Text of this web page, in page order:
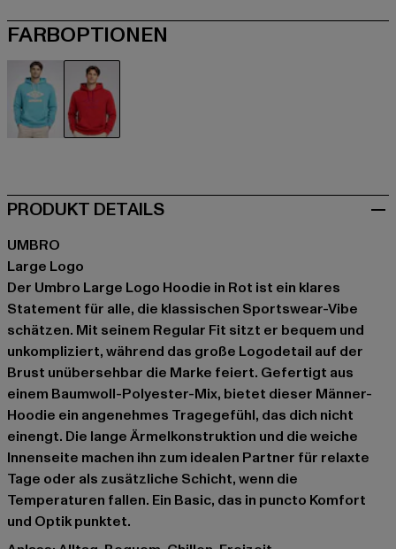
FARBOPTIONEN
PRODUKT DETAILS
UMBRO
Large Logo
Der Umbro Large Logo Hoodie in Rot ist ein klares
Statement für alle, die klassischen Sportswear-Vibe
schätzen. Mit seinem Regular Fit sitzt er bequem und
unkompliziert, während das große Logodetail auf der
Brust unübersehbar die Marke feiert. Gefertigt aus
einem Baumwoll-Polyester-Mix, bietet dieser Männer-
Hoodie ein angenehmes Tragegefühl, das dich nicht
einengt. Die lange Ärmelkonstruktion und die weiche
Innenseite machen ihn zum idealen Partner für relaxte
Tage oder als zusätzliche Schicht, wenn die
Temperaturen fallen. Ein Basic, das in puncto Komfort
und Optik punktet.